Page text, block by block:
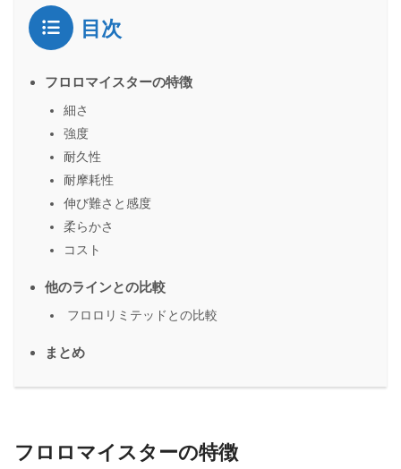
目次
フロロマイスターの特徴
細さ
強度
耐久性
耐摩耗性
伸び難さと感度
柔らかさ
コスト
他のラインとの比較
フロロリミテッドとの比較
まとめ
フロロマイスターの特徴